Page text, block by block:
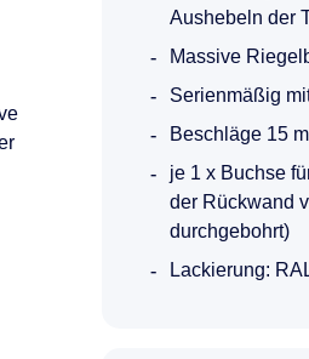
Aushebeln der
Massive
Serienmäßig
Beschläge 15
je 1 x Buchse
der Rückwand
durchgebohrt)
Lackierung: